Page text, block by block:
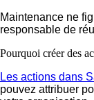
Maintenance ne
responsable de
Pourquoi créer des
Les actions dans
pouvez attribuer